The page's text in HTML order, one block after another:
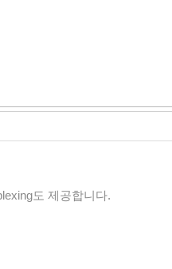
도 제공합니다.